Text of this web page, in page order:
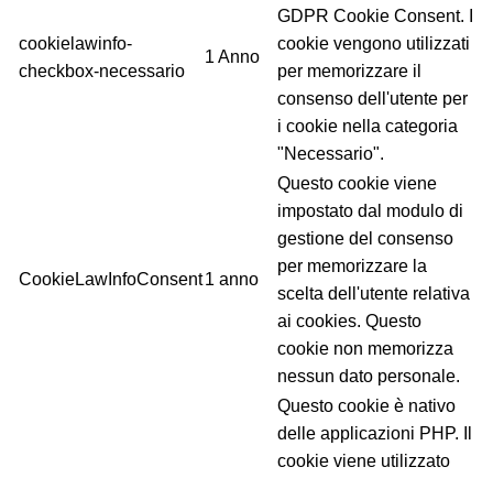
cookielawinfo-
checkbox-necessario
1 Anno
GDPR Cookie Consent. I
cookie vengono utilizzati
per memorizzare il
consenso dell'utente per
i cookie nella categoria
"Necessario".
CookieLawInfoConsent1 anno
Questo cookie viene
impostato dal modulo di
gestione del consenso
per memorizzare la
scelta dell'utente relativa
ai cookies. Questo
cookie non memorizza
nessun dato personale.
Questo cookie è nativo
delle applicazioni PHP. Il
cookie viene utilizzato